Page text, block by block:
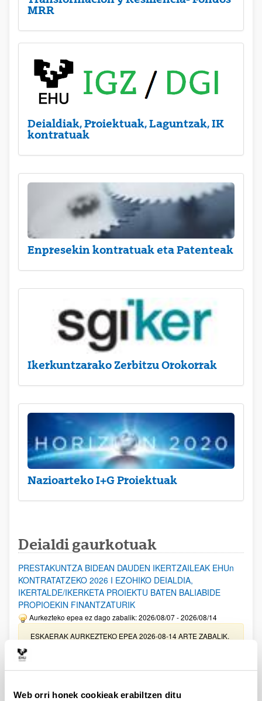
Web orri honek cookieak erabiltzen ditu
MRR
Deialdiak, Proiektuak, Laguntzak, IK
kontratuak
Enpresekin kontratuak eta Patenteak
Ikerkuntzarako Zerbitzu Orokorrak
Nazioarteko I+G Proiektuak
Deialdi gaurkotuak
PRESTAKUNTZA BIDEAN DAUDEN IKERTZAILEAK EHUn
KONTRATATZEKO 2026 I EZOHIKO DEIALDIA,
IKERTALDE/IKERKETA PROIEKTU BATEN BALIABIDE
PROPIOEKIN FINANTZATURIK
Aurkezteko epea ez dago zabalik: 2026/08/07 - 2026/08/14
ESKAERAK AURKEZTEKO EPEA 2026-08-14 ARTE ZABALIK.
UPV/EHUn Azpiegitura Zientifikoa eta Funts Bibliografikoak